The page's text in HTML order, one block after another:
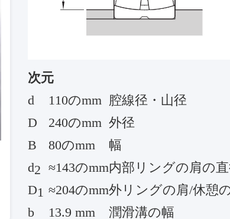
次元
d
110のmm 腔線径・山径
D
240のmm 外径
B
80のmm
幅
d2 ≈143のmm内部リングの肩の
D1 ≈204のmm外リングの肩/休憩
b
13.9 mm 潤滑溝の幅